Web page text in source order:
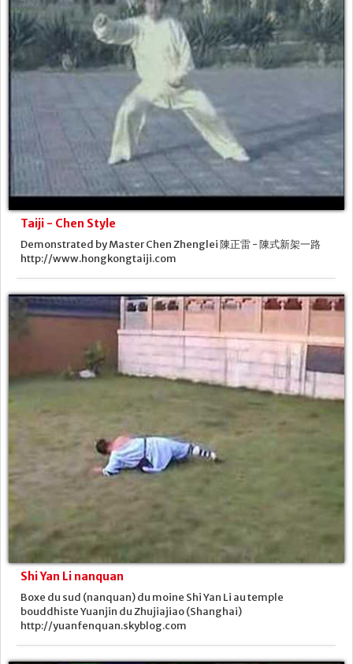
Taiji - Chen Style
Demonstrated by Master Chen Zhenglei 陳正雷 - 陳式新架一路
http://www.hongkongtaiji.com
Shi Yan Li nanquan
Boxe du sud (nanquan) du moine Shi Yan Li au temple
bouddhiste Yuanjin du Zhujiajiao (Shanghai)
http://yuanfenquan.skyblog.com